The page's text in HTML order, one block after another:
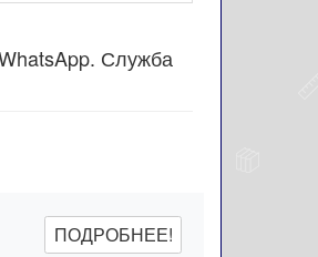
Служба
ПОДРОБНЕЕ!